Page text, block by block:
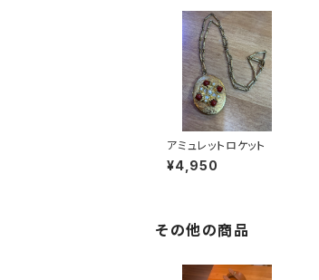
アミュレットロケット
¥4,950
その他の商品